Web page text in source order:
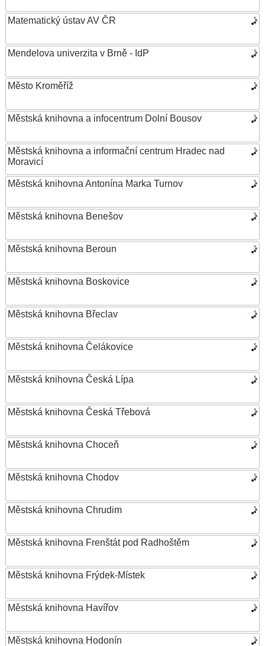
Matematický ústav AV ČR
Mendelova univerzita v Brně - IdP
Město Kroměříž
Městská knihovna a infocentrum Dolní Bousov
Městská knihovna a informační centrum Hradec nad
Moravicí
Městská knihovna Antonína Marka Turnov
Městská knihovna Benešov
Městská knihovna Beroun
Městská knihovna Boskovice
Městská knihovna Břeclav
Městská knihovna Čelákovice
Městská knihovna Česká Lípa
Městská knihovna Česká Třebová
Městská knihovna Choceň
Městská knihovna Chodov
Městská knihovna Chrudim
Městská knihovna Frenštát pod Radhoštěm
Městská knihovna Frýdek-Místek
Městská knihovna Havířov
Městská knihovna Hodonín